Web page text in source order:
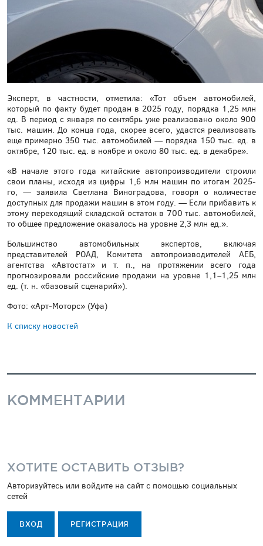
Эксперт, в частности, отметила: «Тот объем автомобилей,
который по факту будет продан в 2025 году, порядка 1,25 млн
ед. В период с января по сентябрь уже реализовано около 900
тыс. машин. До конца года, скорее всего, удастся реализовать
еще примерно 350 тыс. автомобилей — порядка 150 тыс. ед. в
октябре, 120 тыс. ед. в ноябре и около 80 тыс. ед. в декабре».
«В начале этого года китайские автопроизводители строили
свои планы, исходя из цифры 1,6 млн машин по итогам 2025-
го, — заявила Светлана Виноградова, говоря о количестве
доступных для продажи машин в этом году. — Если прибавить к
этому переходящий складской остаток в 700 тыс. автомобилей,
то общее предложение оказалось на уровне 2,3 млн ед.».
Большинство автомобильных экспертов, включая
представителей РОАД, Комитета автопроизводителей АЕБ,
агентства «Автостат» и т. п., на протяжении всего года
прогнозировали российские продажи на уровне 1,1–1,25 млн
ед. (т. н. «базовый сценарий»).
Фото: «Арт-Моторс» (Уфа)
К списку новостей
КОММЕНТАРИИ
ХОТИТЕ ОСТАВИТЬ ОТЗЫВ?
Авторизуйтесь или войдите на сайт с помощью социальных
сетей
ВХОД РЕГИСТРАЦИЯ